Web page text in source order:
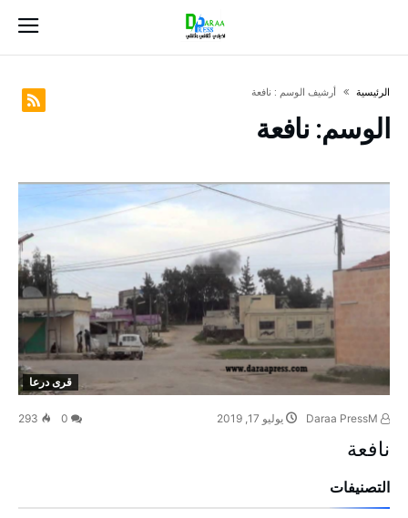
‫الرئيسية‬ ‫أرشيف الوسم :‬ نافعة
الوسم: نافعة
قرى درعا
يوليو 17, 2019 293
نافعة
التصنيفات